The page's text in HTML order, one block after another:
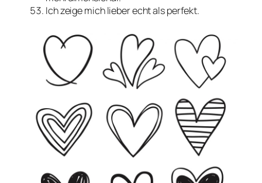
Ich zeige mich lieber echt als perfekt.